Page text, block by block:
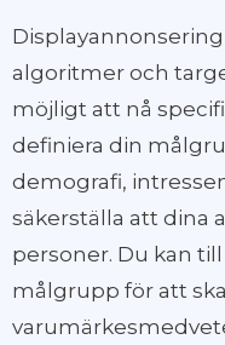
algoritmer och
möjligt att nå
definiera din
demografi,
säkerställa att dina
personer. Du kan
målgrupp för att